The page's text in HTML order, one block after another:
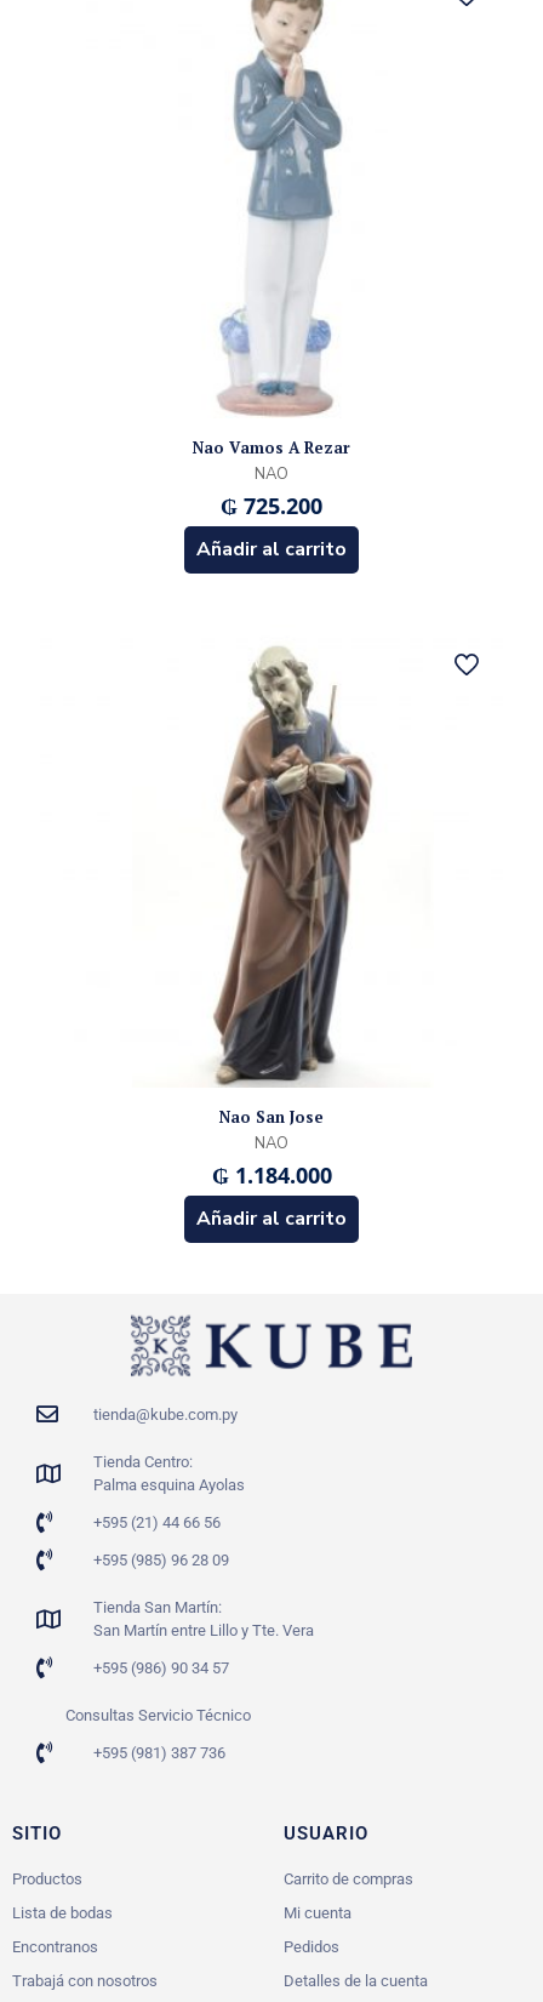
Nao Vamos A Rezar
NAO
₲ 725.200
Añadir al carrito
Nao San Jose
NAO
₲1.184.000
Añadir al carrito
tienda@kube.com.py
Tienda Centro:
Palma esquina Ayolas
+595 (21) 44 66 56
+595 (985) 96 28 09
Tienda San Martín:
San Martín entre Lillo y Tte. Vera
+595 (986) 90 34 57
Consultas Servicio Técnico
+595 (981) 387 736
SITIO
Productos
Lista de bodas
Encontranos
Trabajá con nosotros
USUARIO
Carrito de compras
Mi cuenta
Pedidos
Detalles de la cuenta